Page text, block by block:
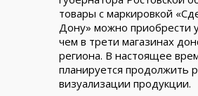
товары с маркировкой
Дону» можно приобрести
чем в трети магазинах
региона. В настоящее
планируется продолжить
визуализации продукции.